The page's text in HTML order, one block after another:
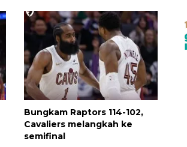
Bungkam Raptors 114-102,
Cavaliers melangkah ke
semifinal